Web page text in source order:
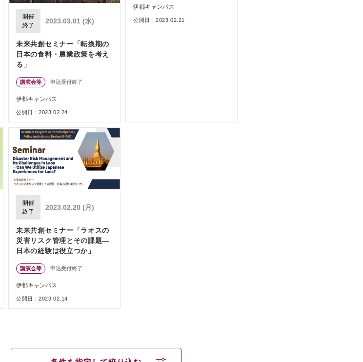
開催
終了
2023.03.01 (水)
未来共創セミナー「転換期の
日本の食料・農業政策を考え
る」
講演会等 申込受付終了
伊都キャンパス
公開日：2023.02.24
伊都キャンパス
公開日：2023.02.21
開催
終了
2023.02.20 (月)
未来共創セミナー「ラオスの
災害リスク管理とその課題―
日本の経験は役立つか」
講演会等 申込受付終了
伊都キャンパス
公開日：2023.02.14